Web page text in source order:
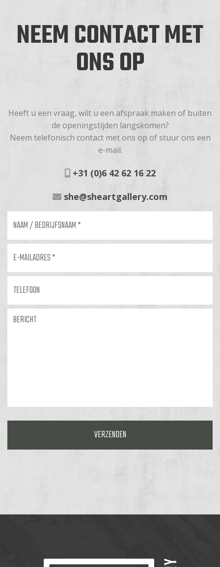
NEEM CONTACT MET
ONS OP
Heeft u een vraag, wilt u een afspraak maken of buiten
de openingstijden langskomen?
Neem telefonisch contact met ons op of stuur ons een
e-mail.
+31 (0)6 42 62 16 22
she@sheartgallery.com
bedrijfsnaam
*
mailadres *